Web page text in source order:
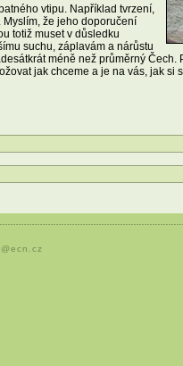
vtipu. Například tvrzení,
Myslím, že jeho doporučení
totiž muset v důsledku
suchu, záplavám a nárůstu
méně než průměrný
jak chceme a je na vás, jak si s